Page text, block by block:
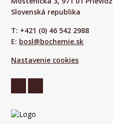
Slovenská republika
T: +421 (0) 46 542 2988
E: bosl@bochemie.sk
Nastavenie cookies